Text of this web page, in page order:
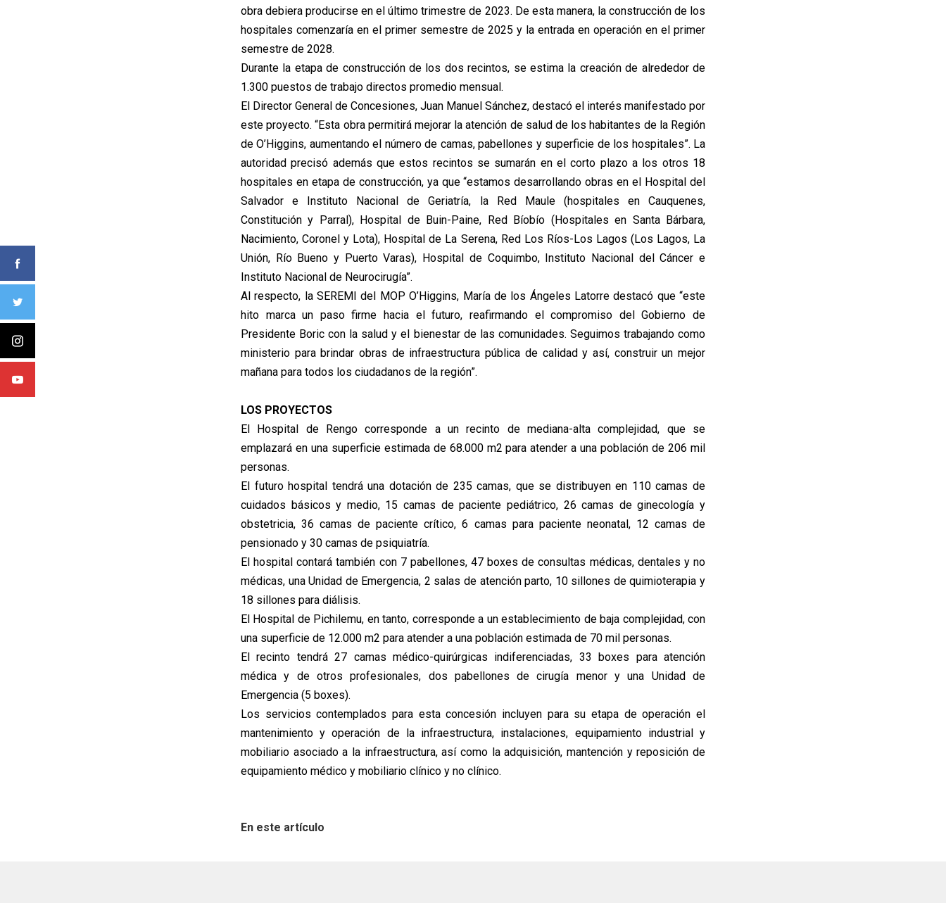
obra debiera producirse en el último trimestre de 2023. De esta manera, la construcción de los
hospitales comenzaría en el primer semestre de 2025 y la entrada en operación en el primer
semestre de 2028.
Durante la etapa de construcción de los dos recintos, se estima la creación de alrededor de
1.300 puestos de trabajo directos promedio mensual.
El Director General de Concesiones, Juan Manuel Sánchez, destacó el interés manifestado por
este proyecto. “Esta obra permitirá mejorar la atención de salud de los habitantes de la Región
de O’Higgins, aumentando el número de camas, pabellones y superficie de los hospitales”. La
autoridad precisó además que estos recintos se sumarán en el corto plazo a los otros 18
hospitales en etapa de construcción, ya que “estamos desarrollando obras en el Hospital del
Salvador e Instituto Nacional de Geriatría, la Red Maule (hospitales en Cauquenes,
Constitución y Parral), Hospital de Buin-Paine, Red Bíobío (Hospitales en Santa Bárbara,
Nacimiento, Coronel y Lota), Hospital de La Serena, Red Los Ríos-Los Lagos (Los Lagos, La
Unión, Río Bueno y Puerto Varas), Hospital de Coquimbo, Instituto Nacional del Cáncer e
Instituto Nacional de Neurocirugía”.
Al respecto, la SEREMI del MOP O’Higgins, María de los Ángeles Latorre destacó que “este
hito marca un paso firme hacia el futuro, reafirmando el compromiso del Gobierno de
Presidente Boric con la salud y el bienestar de las comunidades. Seguimos trabajando como
ministerio para brindar obras de infraestructura pública de calidad y así, construir un mejor
mañana para todos los ciudadanos de la región”.
LOS PROYECTOS
El Hospital de Rengo corresponde a un recinto de mediana-alta complejidad, que se
emplazará en una superficie estimada de 68.000 m2 para atender a una población de 206 mil
personas.
El futuro hospital tendrá una dotación de 235 camas, que se distribuyen en 110 camas de
cuidados básicos y medio, 15 camas de paciente pediátrico, 26 camas de ginecología y
obstetricia, 36 camas de paciente crítico, 6 camas para paciente neonatal, 12 camas de
pensionado y 30 camas de psiquiatría.
El hospital contará también con 7 pabellones, 47 boxes de consultas médicas, dentales y no
médicas, una Unidad de Emergencia, 2 salas de atención parto, 10 sillones de quimioterapia y
18 sillones para diálisis.
El Hospital de Pichilemu, en tanto, corresponde a un establecimiento de baja complejidad, con
una superficie de 12.000 m2 para atender a una población estimada de 70 mil personas.
El recinto tendrá 27 camas médico-quirúrgicas indiferenciadas, 33 boxes para atención
médica y de otros profesionales, dos pabellones de cirugía menor y una Unidad de
Emergencia (5 boxes).
Los servicios contemplados para esta concesión incluyen para su etapa de operación el
mantenimiento y operación de la infraestructura, instalaciones, equipamiento industrial y
mobiliario asociado a la infraestructura, así como la adquisición, mantención y reposición de
equipamiento médico y mobiliario clínico y no clínico.
En este artículo